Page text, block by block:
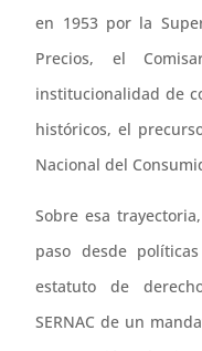
en 1953 por la
Precios, el
institucionalidad de
históricos, el
Nacional del
Sobre esa
paso desde
estatuto de
SERNAC de un